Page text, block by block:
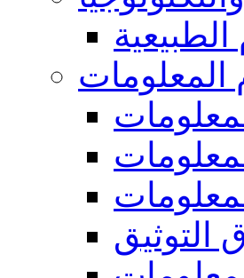
الطبيعية
المعلومات
التوثيق